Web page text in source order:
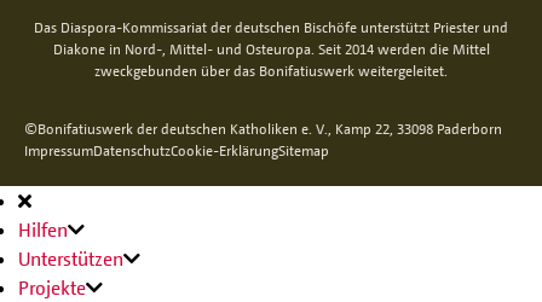
Das Diaspora-Kommissariat der deutschen Bischöfe unterstützt Priester und
Diakone in Nord-, Mittel- und Osteuropa. Seit 2014 werden die Mittel
zweckgebunden über das Bonifatiuswerk weitergeleitet.
©Bonifatiuswerk der deutschen Katholiken e. V., Kamp 22, 33098 Paderborn
ImpressumDatenschutzCookie-ErklärungSitemap
Hauptnavigation
Hilfen
Unterstützen
Projekte